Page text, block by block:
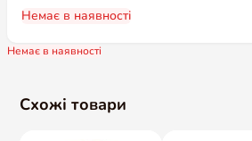
Немає в наявності
Немає в наявності
Схожі товари